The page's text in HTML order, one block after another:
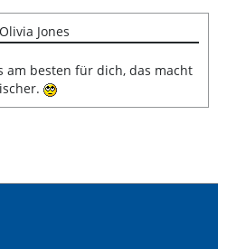
Jones
am besten für dich, das macht